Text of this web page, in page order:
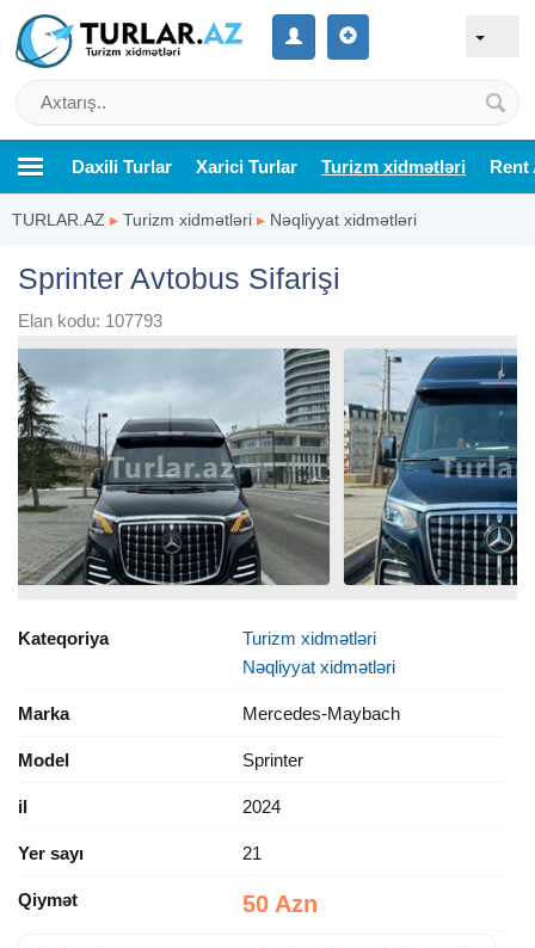
Daxili Turlar Xarici Turlar Turizm xidmətləri Rent
TURLAR.AZ ▸ Turizm xidmətləri ▸ Nəqliyyat xidmətləri
Sprinter Avtobus Sifarişi
Elan kodu: 107793
Kateqoriya
Turizm xidmətləri
Nəqliyyat xidmətləri
Marka Mercedes-Maybach
Model Sprinter
il 2024
Yer sayı 21
Qiymət 50 Azn